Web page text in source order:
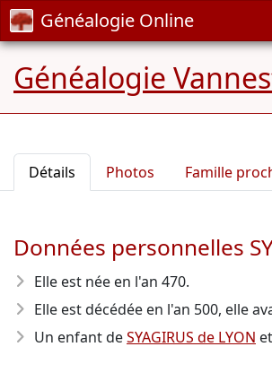
Généalogie Online
Généalogie
Détails Photos Famille
Données personnelles
Elle est née en l'an 470.
Elle est décédée en l'an 500, elle
Un enfant deSYAGIRUS de LYON et